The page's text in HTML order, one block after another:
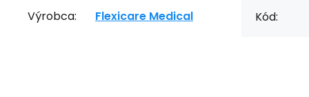
Výrobca: Flexicare Medical Kód: